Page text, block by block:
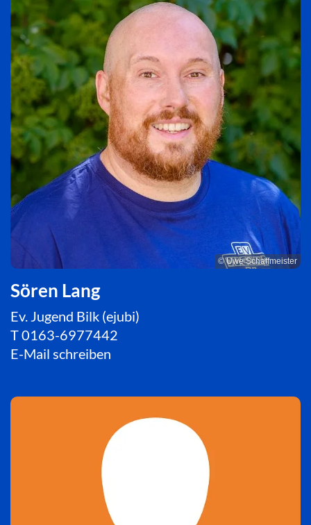
© Uwe Schaffmeister
Sören Lang
Ev. Jugend Bilk (ejubi)
T0163-6977442
E-Mail schreiben